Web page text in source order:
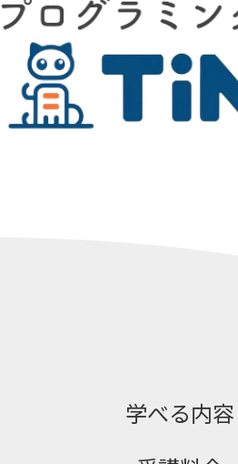
学べる内容